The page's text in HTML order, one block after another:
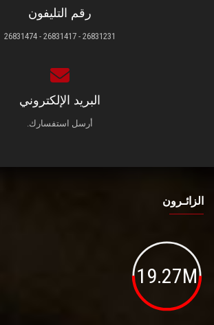
رقم التليفون
26831231 - 26831417 - 26831474
البريد الإلكتروني
أرسل استفسارك.
الزائـرون
19.27M